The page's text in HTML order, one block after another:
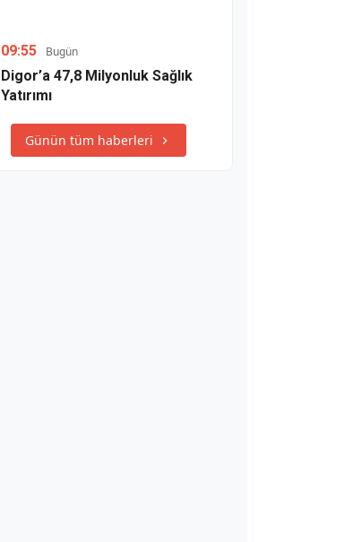
09:55 Bugün
Digor’a 47,8 Milyonluk Sağlık
Yatırımı
Günün tüm haberleri